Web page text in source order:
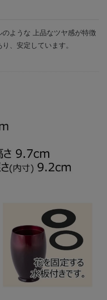
ような 上品なツヤ感が特徴
、安定しています。